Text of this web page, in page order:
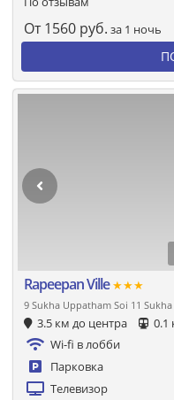
От 1560 руб. за 1 ночь
Rapeepan Ville★★★
9 Sukha Uppatham Soi 11
3.5 км до центра 0.1
Wi-fi в лобби
Парковка
Телевизор